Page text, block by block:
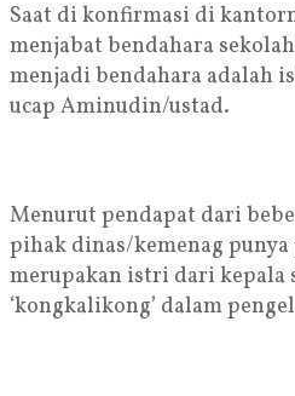
Saat di konfirmasi di
menjabat bendahara
menjadi bendahara adalah
ucap Aminudin/ustad.
Menurut pendapat dari
pihak dinas/kemenag
merupakan istri dari kepala
‘kongkalikong’ dalam